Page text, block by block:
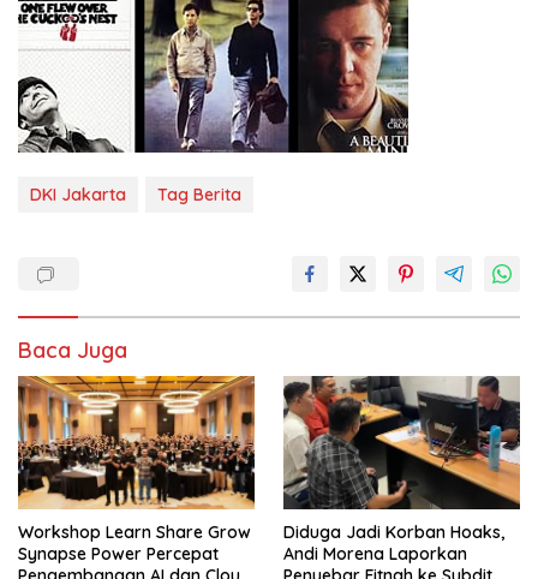
DKI Jakarta Tag Berita
Baca Juga
Workshop Learn Share Grow
Synapse Power Percepat
Diduga Jadi Korban Hoaks,
Andi Morena Laporkan